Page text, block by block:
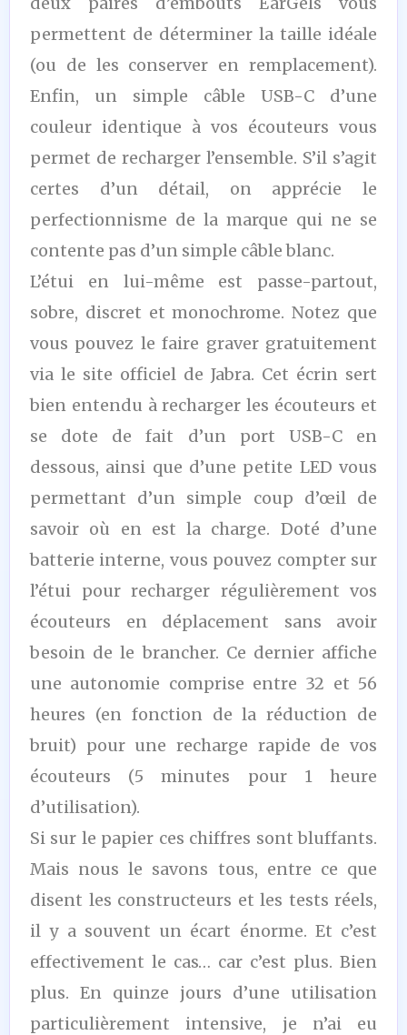
permettent de déterminer la taille idéale
(ou de les conserver en remplacement).
Enfin, un simple câble USB-C d’une
couleur identique à vos écouteurs vous
permet de recharger l’ensemble. S’il s’agit
certes d’un détail, on apprécie le
perfectionnisme de la marque qui ne se
contente pas d’un simple câble blanc.
L’étui en lui-même est passe-partout,
sobre, discret et monochrome. Notez que
vous pouvez le faire graver gratuitement
via le site officiel de Jabra. Cet écrin sert
bien entendu à recharger les écouteurs et
se dote de fait d’un port USB-C en
dessous, ainsi que d’une petite LED vous
permettant d’un simple coup d’œil de
savoir où en est la charge. Doté d’une
batterie interne, vous pouvez compter sur
l’étui pour recharger régulièrement vos
écouteurs en déplacement sans avoir
besoin de le brancher. Ce dernier affiche
une autonomie comprise entre 32 et 56
heures (en fonction de la réduction de
bruit) pour une recharge rapide de vos
écouteurs (5 minutes pour 1 heure
d’utilisation).
Si sur le papier ces chiffres sont bluffants.
Mais nous le savons tous, entre ce que
disent les constructeurs et les tests réels,
il y a souvent un écart énorme. Et c’est
effectivement le cas… car c’est plus. Bien
plus. En quinze jours d’une utilisation
particulièrement intensive, je n’ai eu